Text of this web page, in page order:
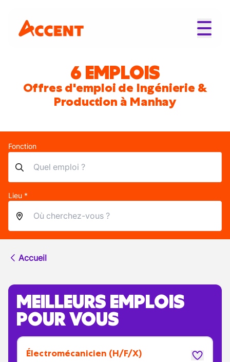
6 EMPLOIS
Offres d'emploi de Ingénierie &
Production à Manhay
Fonction
Lieu *
Accueil
MEILLEURS EMPLOIS
POUR VOUS
Électromécanicien (H/F/X)